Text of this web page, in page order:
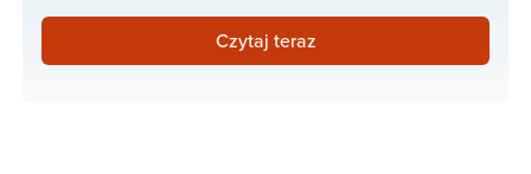
Czytaj teraz